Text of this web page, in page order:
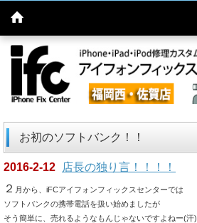
お初のソフトバンク！！
2016-2-12
店長の独り言！！！！
２ 月から、iFCアイフォンフィックスセンターでは
ソフトバンクの携帯電話を扱い始めましたが
そう簡単に、売れるようなもんじゃないですよねー(汗)